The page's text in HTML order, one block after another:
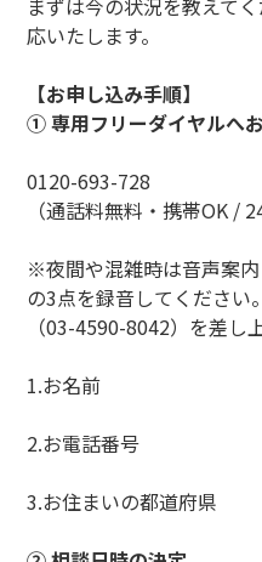
応いたします。
【お申し込み手順】
① 専用フリーダイヤルへ
0120-693-728
（通話料無料・携帯OK /
※夜間や混雑時は音声案
の3点を録音してください
（03-4590-8042）を差し
1.お名前
2.お電話番号
3.お住まいの都道府県